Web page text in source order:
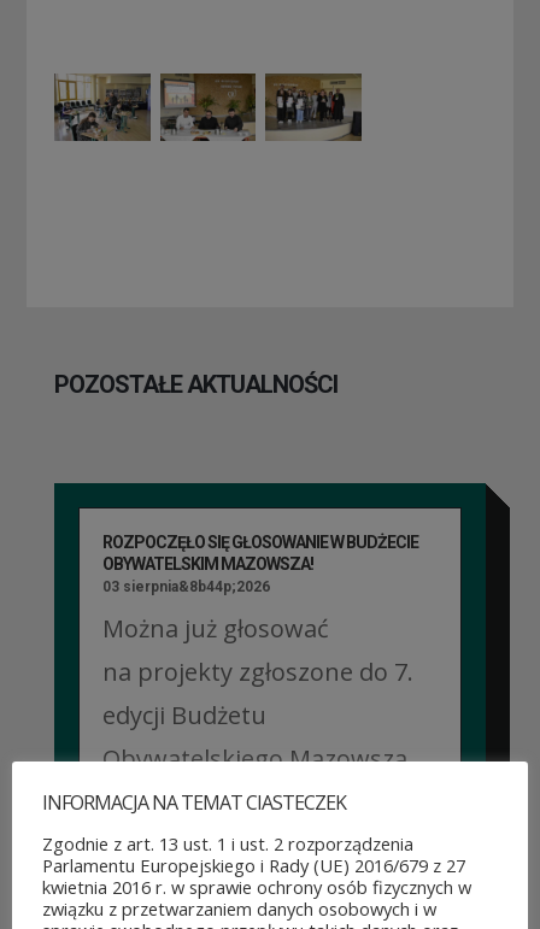
POZOSTAŁE AKTUALNOŚCI
ROZPOCZĘŁO SIĘ GŁOSOWANIE W BUDŻECIE
OBYWATELSKIM MAZOWSZA!
03 sierpnia&8b44p;2026
Można już głosować
na projekty zgłoszone do 7.
edycji Budżetu
Obywatelskiego Mazowsza.
To mieszkańcy zdecydują,
które pomysły dostaną
dofinansowanie z budżetu
INFORMACJA NA TEMAT CIASTECZEK
Zgodnie z art. 13 ust. 1 i ust. 2 rozporządzenia
Parlamentu Europejskiego i Rady (UE) 2016/679 z 27
kwietnia 2016 r. w sprawie ochrony osób fizycznych w
związku z przetwarzaniem danych osobowych i w